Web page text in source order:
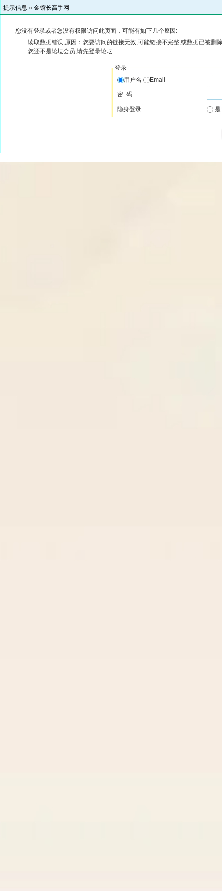
提示信息 » 金馆长高手网
您没有登录或者您没有权限访问此页面，可能有如下几个原因:
读取数据错误,原因：您要访问的链接无效,可能链接不完整,或数据已被删
您还不是论坛会员,请先登录论坛
登录
用户名
Email
密 码
隐身登录